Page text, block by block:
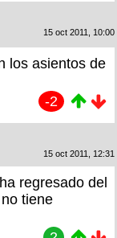
15 oct 2011, 10:00
los asientos de
-2
15 oct 2011, 12:31
regresado del
tiene